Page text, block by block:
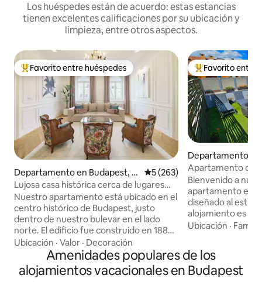
Los huéspedes están de acuerdo: estas estancias
tienen excelentes calificaciones por su ubicación y
limpieza, entre otros aspectos.
De los mejores en Favorito entre huéspedes
Favorito entre huéspedes
Departamento en Budapest, T
erézváros
Calificación promedio: 5 de
5 (263)
Lujosa casa histórica cerca de lugares
emblemáticos del centro
Nuestro apartamento está ubicado en el
centro histórico de Budapest, justo
dentro de nuestro bulevar en el lado
norte. El edificio fue construido en 1889
y ahora está en buenas condiciones. El
apartamento tiene la más alta calidad en
cada detalle. Equipamiento: Wifi de alta
velocidad, TV Samsung Smart SUHD de
Ubicación · Valor · Decoración
De los mejores
Favorito entre
Departamento en
Apartamento con
Toscana +
Bienvenido a
apartamento en
diseñado al estilo
alojamiento es
que valoran la
tumbonas y zona
complejo está
incluidas las que
Ubicación ·
Amenidades populares de los
alojamientos vacacionales en Budapest